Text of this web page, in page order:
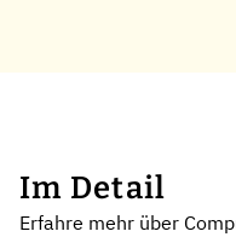
Im Detail
Erfahre mehr über